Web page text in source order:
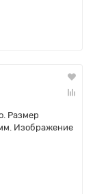
Размер
Изображение